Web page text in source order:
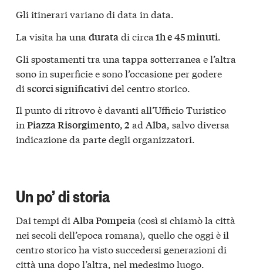
Gli itinerari variano di data in data.
La visita ha una duratadi circa 1h e 45 minuti.
Gli spostamenti tra una tappa sotterranea e l’altra
sono in superficie e sono l’occasione per godere
di scorci significatividel centro storico.
Il punto di ritrovo è davanti all’Ufficio Turistico
in Piazza Risorgimento, 2 ad Alba, salvo diversa
indicazione da parte degli organizzatori.
Un po’ di storia
Dai tempi di Alba Pompeia (così si chiamò la città
nei secoli dell’epoca romana), quello che oggi è il
centro storico ha visto succedersi generazioni di
città una dopo l’altra, nel medesimo luogo.